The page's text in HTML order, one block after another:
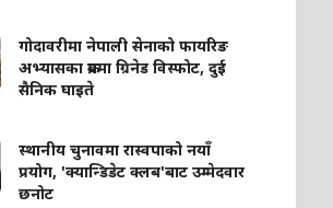
गोदावरीमा नेपाली सेनाको फायरिङ
अभ्यासका क्रममा ग्रिनेड विस्फोट, दुई
सैनिक घाइते
स्थानीय चुनावमा रास्वपाको नयाँ
प्रयोग, 'क्यान्डिडेट क्लब'बाट उम्मेदवार
छनोट